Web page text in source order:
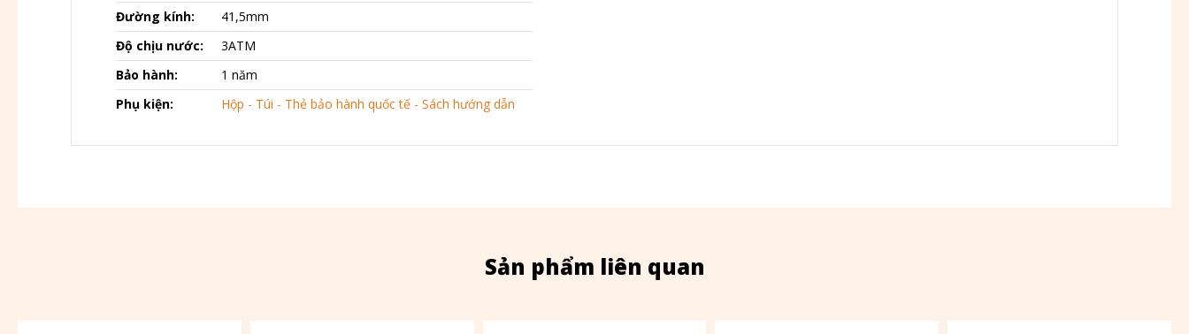
Đường kính:
41,5mm
Độ chịu nước:
3ATM
Bảo hành:
1 năm
Phụ kiện:
Hộp - Túi - Thẻ bảo hành quốc tế - Sách hướng dẫn
Sản phẩm liên quan